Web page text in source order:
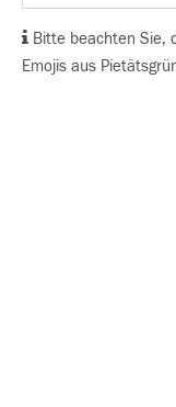
Bitte beachten Sie,
Emojis aus